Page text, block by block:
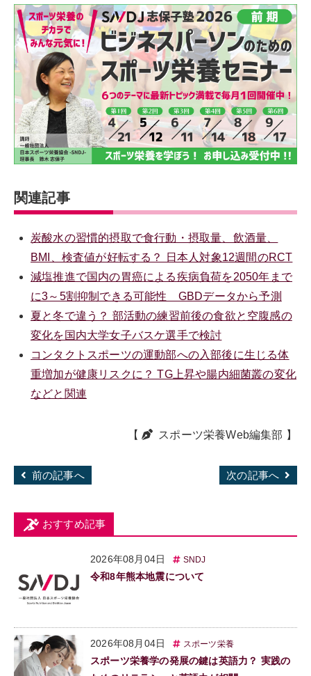
関連記事
炭酸水の習慣的摂取で食行動・摂取量、飲酒量、
BMI、検査値が好転する？ 日本人対象12週間のRCT
減塩推進で国内の胃癌による疾病負荷を2050年まで
に3～5割抑制できる可能性 GBDデータから予測
夏と冬で違う？ 部活動の練習前後の食欲と空腹感の
変化を国内大学女子バスケ選手で検討
コンタクトスポーツの運動部への入部後に生じる体
重増加が健康リスクに？ TG上昇や腸内細菌叢の変化
などと関連
【 スポーツ栄養Web編集部 】
前の記事へ 次の記事へ
おすすめ記事
2026年08月04日 SNDJ
令和8年熊本地震について
2026年08月04日 スポーツ栄養
スポーツ栄養学の発展の鍵は英語力？ 実践の